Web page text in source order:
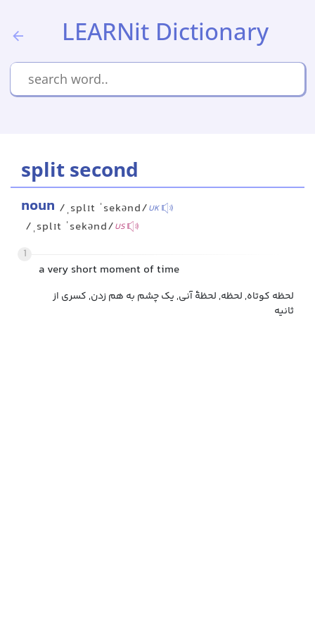
LEARNit Dictionary
split second
noun /ˌsplɪt ˈsekənd/UK
/ˌsplɪt ˈsekənd/US
1
a very short moment of time
لحظه کوتاه, لحظه, لحظهٔ آنی, یک چشم به هم زدن, کسری از
ثانیه